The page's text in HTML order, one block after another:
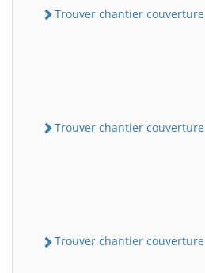
Trouver chantier couverture
Trouver chantier couverture
Trouver chantier couverture